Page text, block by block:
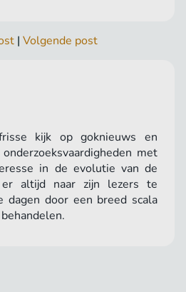
| Volgende post
kijk op goknieuws en
met
in de evolutie van de
altijd naar zijn lezers te
door een breed scala